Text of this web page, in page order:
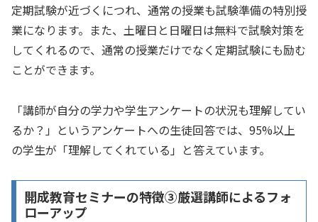
定期試験が近づくにつれ、通常の授業も試験準備の特別授
業になります。また、土曜日と日曜日は無料で試験対策を
してくれるので、通常の授業だけでなく定期試験にも励む
ことができます。
「講師が自分の学力や学生アンケートの状況も理解してい
るか？」というアンケートへの生徒回答では、95%以上
の学生が「理解してくれている」と答えています。
開成教育セミナーの特徴➂厳選講師によるフォ
ローアップ